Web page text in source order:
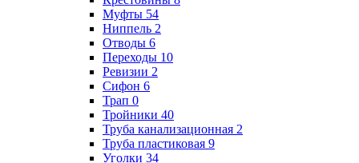
Муфты 54
Ниппель 2
Отводы 6
Переходы 10
Ревизии 2
Сифон 6
Трап 0
Тройники 40
Труба канализационная 2
Труба пластиковая 9
Уголки 34